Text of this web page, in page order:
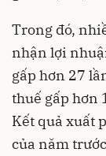
Trong đó,
nhận lợi
gấp hơn 27
thuế gấp hơn
Kết quả xuất
của năm